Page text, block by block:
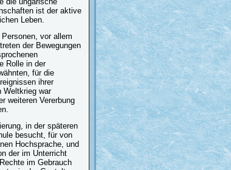
ist der aktive
Leben.
vor allem
der Bewegungen
Rolle in der
für die
ihrer
Weltkrieg war
weiteren Vererbung
in der späteren
besucht, für von
Hochsprache, und
der im Unterricht
im Gebrauch